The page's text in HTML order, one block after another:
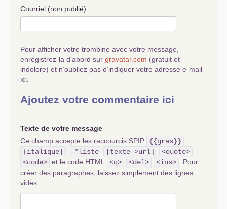
Courriel (non publié)
Pour afficher votre trombine avec votre message,
enregistrez-la d’abord sur gravatar.com (gratuit et
indolore) et n’oubliez pas d’indiquer votre adresse e-mail
ici.
Ajoutez votre commentaire ici
Texte de votre message
Ce champ accepte les raccourcis SPIP
{{gras}}
{italique}
-*liste [texte->url]
<quote>
<code> et le code HTML <q> <del> <ins>
. Pour
créer des paragraphes, laissez simplement des lignes
vides.